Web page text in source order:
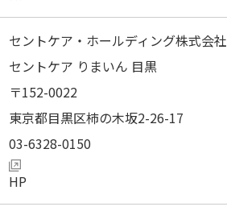
セントケア・ホールディング株式会社
セントケア りまいん 目黒
152-0022
東京都目黒区柿の木坂2-26-17
03-6328-0150